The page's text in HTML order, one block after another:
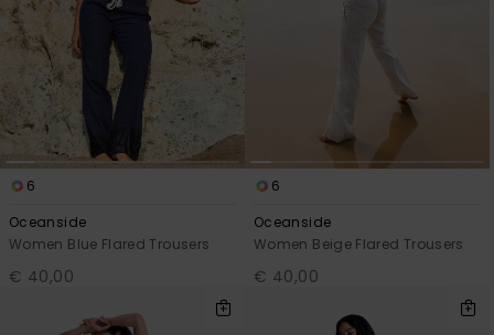
6
Oceanside
Women Blue Flared Trousers
€ 40,00
6
Oceanside
Women Beige Flared Trousers
€ 40,00